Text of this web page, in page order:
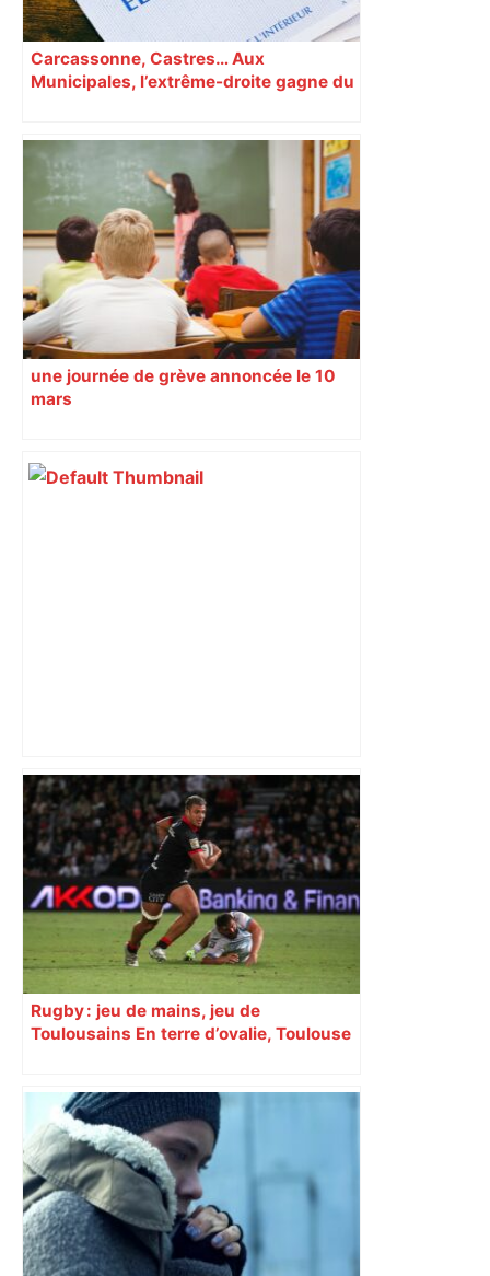
Carcassonne, Castres… Aux
Municipales, l’extrême-droite gagne du
une journée de grève annoncée le 10
mars
Toulouse. Un incendie se déclare dans
un bâtiment désaffecté : une
cinquantaine de migrants évacuée –
Actu.fr
Rugby : jeu de mains, jeu de
Toulousains En terre d’ovalie, Toulouse
revendiquant surtout son art du jeu en
mouvement, vif et spectaculaire.
Décryptage. Série (4 / 10)